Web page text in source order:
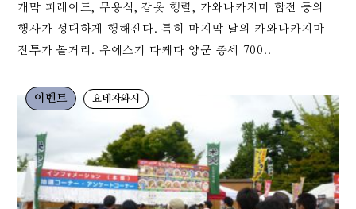
개막 퍼레이드, 무용식, 갑옷 행렬, 가와나카지마 합전 등의
행사가 성대하게 행해진다. 특히 마지막 날의 카와나카지마
전투가 볼거리. 우에스기 다케다 양군 총세 700..
이벤트 요네자와시